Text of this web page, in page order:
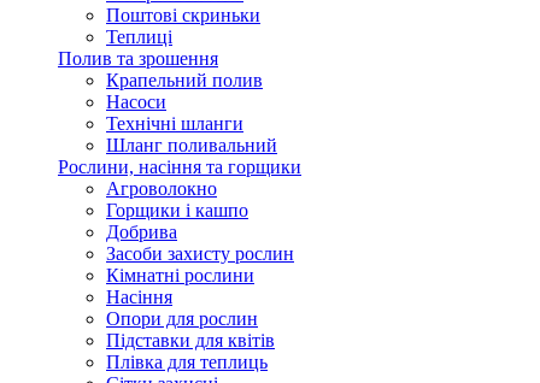
Поштові скриньки
Теплиці
Полив та зрошення
Крапельний полив
Насоси
Технічні шланги
Шланг поливальний
Рослини, насіння та горщики
Агроволокно
Горщики і кашпо
Добрива
Засоби захисту рослин
Кімнатні рослини
Насіння
Опори для рослин
Підставки для квітів
Плівка для теплиць